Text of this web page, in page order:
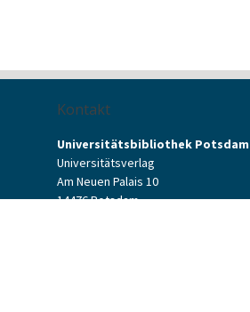
Kontakt
Universitätsbibliothek Potsdam
Universitätsverlag
Am Neuen Palais 10
14476 Potsdam